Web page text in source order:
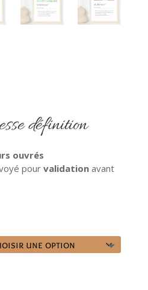
définition
ouvrés
pour validationavant
€